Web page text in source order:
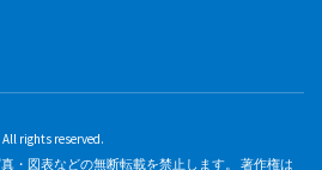
All rights reserved.
・図表などの無断転載を禁止します。 著作権は